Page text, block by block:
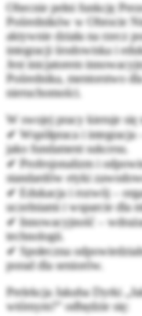
Obecnie pełni funkcję
Pośredników w Obrocie
aktywnie działa na rzecz
integracji środowiska i
Jest inicjatorem
Pośrednika, mentorstwo
nieruchomości.
W swojej pracy kieruje się
✔ Współpraca i integracja
jako fundament sukcesu.
✔ Profesjonalizm i
standardów etyki
✔ Edukacja i rozwój –
uczelniami i wsparcie dla
✔ Innowacyjność –
technologii.
✔ Społeczna
porad dla seniorów.
Prelekcja Jakuba Dyrki
wtórnym?” odbędzie się: